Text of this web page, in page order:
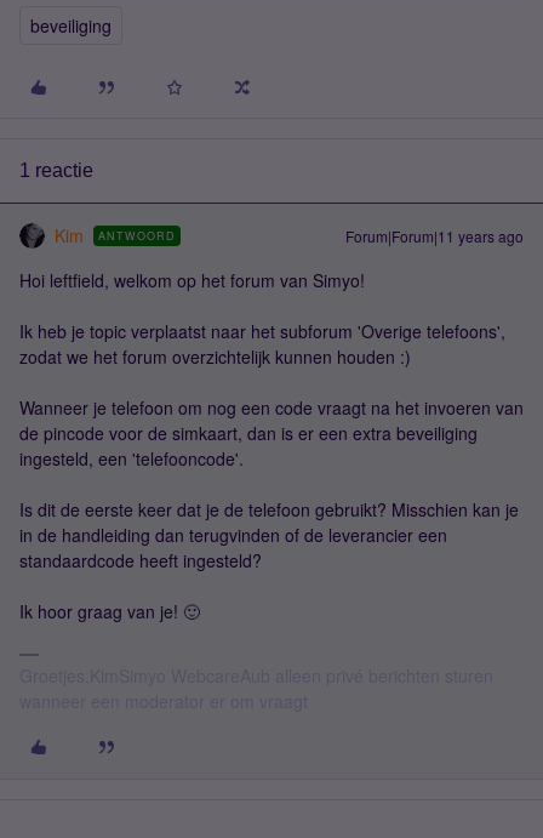
beveiliging
1 reactie
Kim ANTWOORD Forum|Forum|11 years ago
Hoi leftfield, welkom op het forum van Simyo!
Ik heb je topic verplaatst naar het subforum 'Overige telefoons',
zodat we het forum overzichtelijk kunnen houden :)
Wanneer je telefoon om nog een code vraagt na het invoeren van
de pincode voor de simkaart, dan is er een extra beveiliging
ingesteld, een 'telefooncode'.
Is dit de eerste keer dat je de telefoon gebruikt? Misschien kan je
in de handleiding dan terugvinden of de leverancier een
standaardcode heeft ingesteld?
Ik hoor graag van je! 🙂